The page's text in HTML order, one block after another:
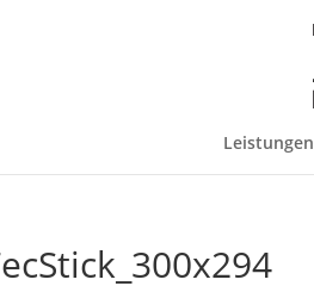
Leistungen